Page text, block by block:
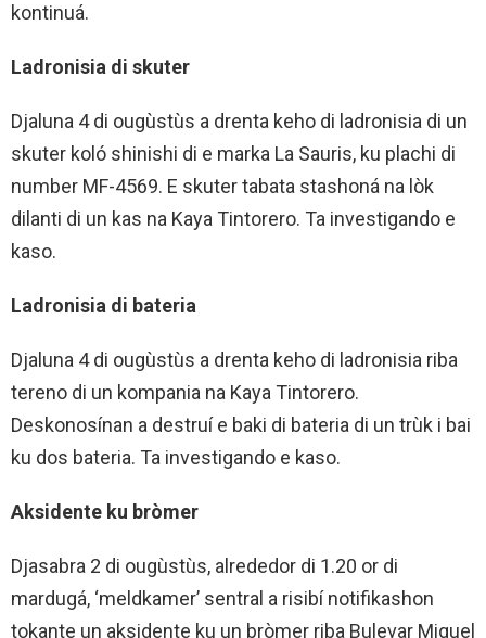
kontinuá.
Ladronisia di skuter
Djaluna 4 di ougùstùs a drenta keho di ladronisia di un
skuter koló shinishi di e marka La Sauris, ku plachi di
number MF-4569. E skuter tabata stashoná na lòk
dilanti di un kas na Kaya Tintorero. Ta investigando e
kaso.
Ladronisia di bateria
Djaluna 4 di ougùstùs a drenta keho di ladronisia riba
tereno di un kompania na Kaya Tintorero.
Deskonosínan a destruí e baki di bateria di un trùk i bai
ku dos bateria. Ta investigando e kaso.
Aksidente ku bròmer
Djasabra 2 di ougùstùs, alrededor di 1.20 or di
mardugá, ‘meldkamer’ sentral a risibí notifikashon
tokante un aksidente ku un bròmer riba Bulevar Miguel